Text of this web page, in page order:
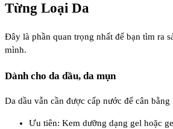
Từng Loại Da
Đây là phần quan trọng nhất để bạn tìm ra
mình.
Dành cho da dầu, da mụn
Da dầu vẫn cần được cấp nước để cân
Ưu tiên: Kem dưỡng dạng gel hoặc